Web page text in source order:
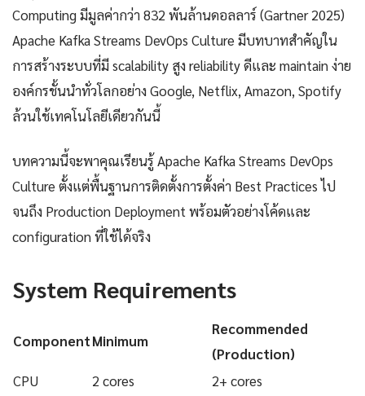
Computing มีมูลค่ากว่า 832 พันล้านดอลลาร์ (Gartner 2025)
Apache Kafka Streams DevOps Culture มีบทบาทสำคัญใน
การสร้างระบบที่มี scalability สูง reliability ดีและ maintain ง่าย
องค์กรชั้นนำทั่วโลกอย่าง Google, Netflix, Amazon, Spotify
ล้วนใช้เทคโนโลยีเดียวกันนี้
บทความนี้จะพาคุณเรียนรู้ Apache Kafka Streams DevOps
Culture ตั้งแต่พื้นฐานการติดตั้งการตั้งค่า Best Practices ไป
จนถึง Production Deployment พร้อมตัวอย่างโค้ดและ
configuration ที่ใช้ได้จริง
System Requirements
ComponentMinimum
Recommended
(Production)
CPU
2 cores
2+ cores